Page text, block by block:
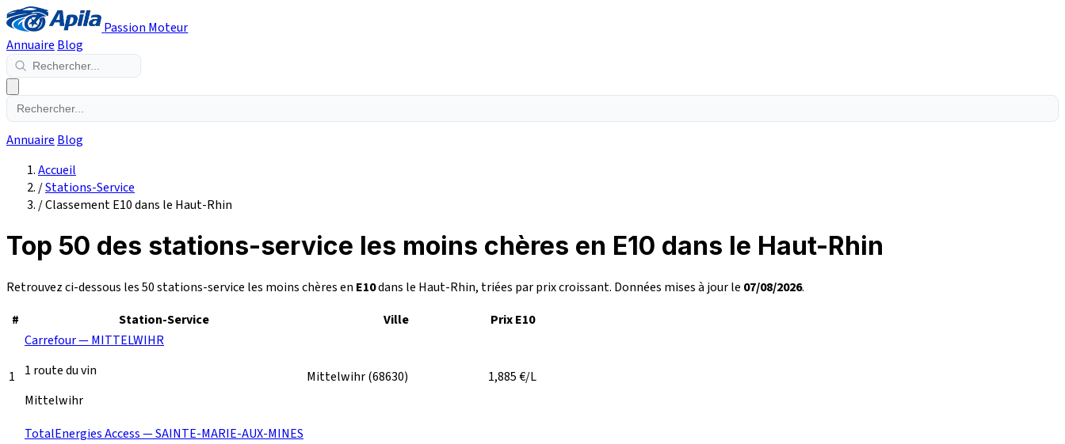
Passion Moteur
Annuaire Blog
Annuaire Blog
Accueil
/Stations-Service
/Classement E10 dans le Haut-Rhin
Top 50 des stations-service les moins chères en E10 dans le Haut-Rhin
Retrouvez ci-dessous les 50 stations-service les moins chères en E10dans le Haut-Rhin, triées par prix croissant. Données mises à jour le 07/08/2026.
#
Station-Service Ville Prix E10
1
Carrefour — MITTELWIHR
1 route du vin
Mittelwihr
Mittelwihr(68630) 1,885€/L
TotalEnergies Access — SAINTE-MARIE-AUX-MINES